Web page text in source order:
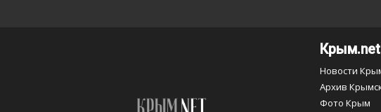
Крым.net
Новости
Архив
Фото Крым